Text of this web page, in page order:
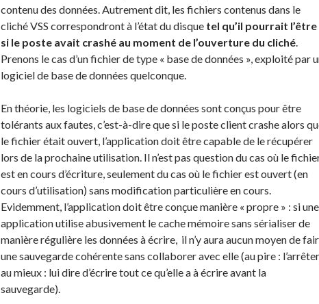
contenu des données. Autrement dit, les fichiers contenus dans le
cliché VSS correspondront à l’état du disque tel qu’il pourrait l’être
si le poste avait crashé au moment de l’ouverture du cliché.
Prenons le cas d’un fichier de type « base de données », exploité par
logiciel de base de données quelconque.
En théorie, les logiciels de base de données sont conçus pour être
tolérants aux fautes, c’est-à-dire que si le poste client crashe alors
le fichier était ouvert, l’application doit être capable de le récupérer
lors de la prochaine utilisation. Il n’est pas question du cas où le
est en cours d’écriture, seulement du cas où le fichier est ouvert (en
cours d’utilisation) sans modification particulière en cours.
Evidemment, l’application doit être conçue manière « propre » : si une
application utilise abusivement le cache mémoire sans sérialiser de
manière régulière les données à écrire, il n’y aura aucun moyen de
une sauvegarde cohérente sans collaborer avec elle (au pire :
au mieux : lui dire d’écrire tout ce qu’elle a à écrire avant la
sauvegarde).